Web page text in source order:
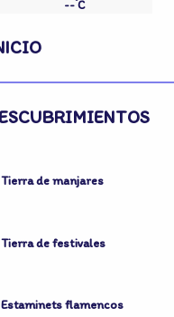
Tierra de manjares
Tierra de festivales
Estaminets flamencos
-- C
le